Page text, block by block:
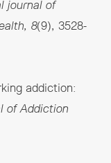
journal of
8(9), 3528-
addiction:
of Addiction